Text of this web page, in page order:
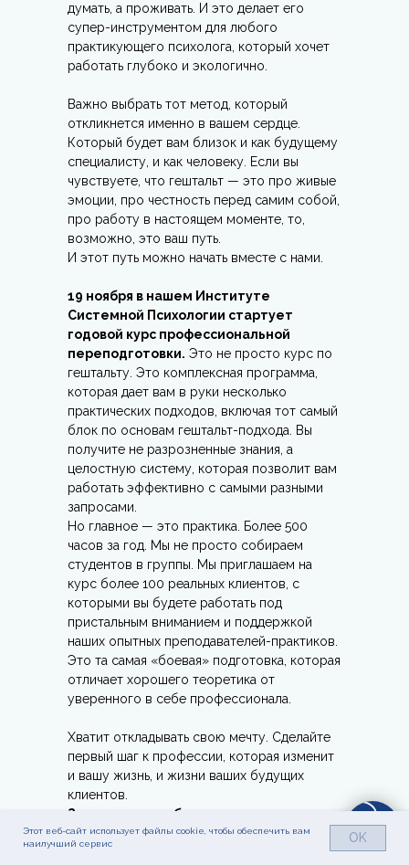
думать, а проживать. И это делает его
супер-инструментом для любого
практикующего психолога, который хочет
работать глубоко и экологично.
Важно выбрать тот метод, который
откликнется именно в вашем сердце.
Который будет вам близок и как будущему
специалисту, и как человеку. Если вы
чувствуете, что гештальт — это про живые
эмоции, про честность перед самим собой,
про работу в настоящем моменте, то,
возможно, это ваш путь.
И этот путь можно начать вместе с нами.
19 ноября в нашем Институте
Системной Психологии стартует
годовой курс профессиональной
переподготовки. Это не просто курс по
гештальту. Это комплексная программа,
которая дает вам в руки несколько
практических подходов, включая тот самый
блок по основам гештальт-подхода. Вы
получите не разрозненные знания, а
целостную систему, которая позволит вам
работать эффективно с самыми разными
запросами.
Но главное — это практика. Более 500
часов за год. Мы не просто собираем
студентов в группы. Мы приглашаем на
курс более 100 реальных клиентов, с
которыми вы будете работать под
пристальным вниманием и поддержкой
наших опытных преподавателей-практиков.
Это та самая «боевая» подготовка, которая
отличает хорошего теоретика от
уверенного в себе профессионала.
Хватит откладывать свою мечту. Сделайте
первый шаг к профессии, которая изменит
и вашу жизнь, и жизни ваших будущих
клиентов.
Запишитесь на бесплатную
консультацию с преподавателем
нашего курса.
Этот веб-сайт использует файлы cookie, чтобы обеспечить вам
наилучший сервис
OK